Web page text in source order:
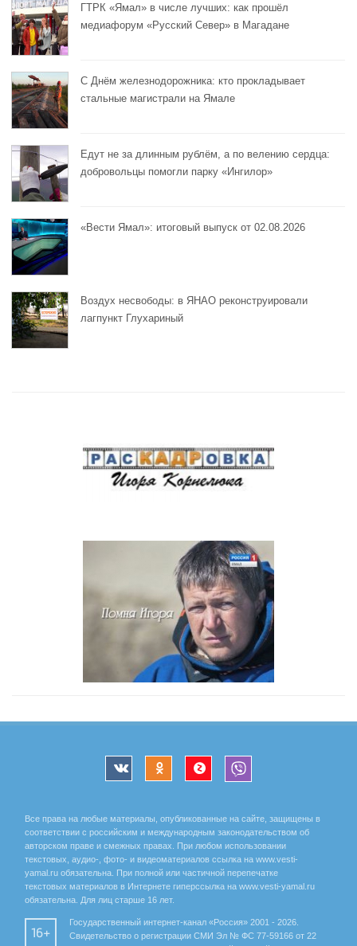
ГТРК «Ямал» в числе лучших: как прошёл
медиафорум «Русский Север» в Магадане
С Днём железнодорожника: кто прокладывает
стальные магистрали на Ямале
Едут не за длинным рублём, а по велению сердца:
добровольцы помогли парку «Ингилор»
«Вести Ямал»: итоговый выпуск от 02.08.2026
Воздух несвободы: в ЯНАО реконструировали
лагпункт Глухариный
Все права на любые материалы, опубликованные на сайте, защищены в
соответствии с российским и международным законодательством об
авторском праве и смежных правах. При любом использовании
текстовых, аудио-, фото- и видеоматериалов ссылка на www.vesti-
yamal.ru обязательна. При полной или частичной перепечатке
текстовых материалов в Интернете гиперссылка на www.vesti-yamal.ru
обязательна. Для лиц старше 16 лет.
16+
Государственный интернет-канал «Россия» 2001 - 2026.
Свидетельство о регистрации СМИ Эл № ФС 77-59166 от 22